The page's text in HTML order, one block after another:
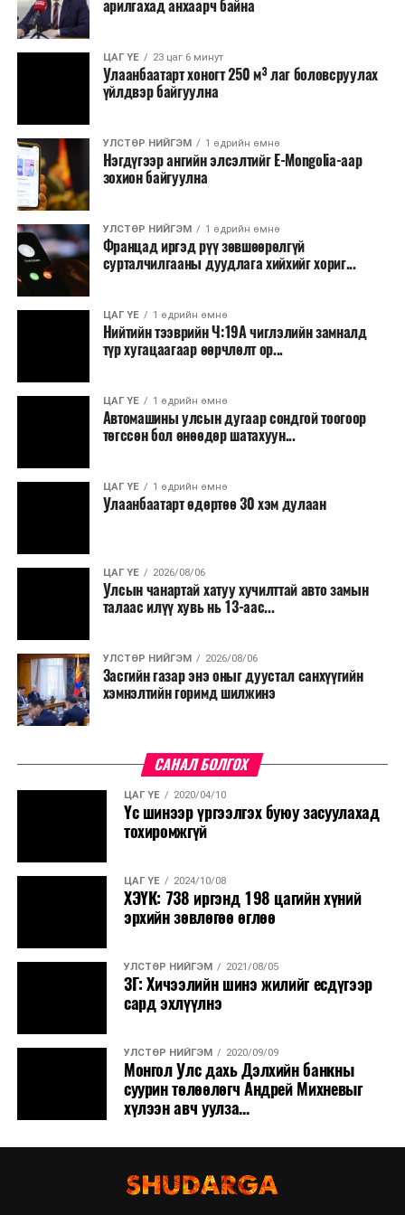
томилолт, гадаадын зочин хүлээн авах зардал;
Зайлшгүй шаардлагагүй тоног төхөөрөмж,
тавилга, автомашин худалдан авах;
Батлан хамгаалах, хууль зүйн салбараас бусад
Хуулиар заавал мэдээлэхээс бусад кино,
контент, хэвлэлийн зардал;
Заавал олгохоос бусад тэтгэмж, урамшуулал.
Санхүүгийн хэмнэлтийн горимыг 2026 оны
арванхоёрдугаар сарын 31 хүртэл мөрдөнө. Харин
эрүүл мэндийн салбар уг хэмнэлтийн горимд
хамрагдахгүй бөгөөд цэцэрлэг, сургуулийн хүүхдийн
эрт илрүүлэг, вакцинжуулалт, томуу, томуу төст
өвчний эсрэг арга хэмжээ зэрэг зайлшгүй
үргэлжилнэ гэж Ерөнхий сайд Н.Учрал онцоллоо.
Мөн бүх шатны төсвийн ерөнхийлөн захирагч нарт
салбар бүрдээ урсгал зардлыг 20 хувиар бууруулах,
нөхөн томилгоо хийхгүй байх, аялал, амралт, зугаалга,
хамт олны урлаг, спортын арга хэмжээг зохион
байгуулахгүй байх, төрийн албанд шинэ орон тоо бий
сургалтыг цахим хэлбэрт шилжүүлэх, төрийн албан
хаагчдыг зарим өдрүүдэд цахимаар ажиллуулах арга
хэмжээг үргэлжлүүлэхийг үүрэг болголоо.
Төсвийн сахилга бат сайжирч, эдийн засгийн нөхцөл
байдал хэвийн болсон тохиолдолд эдгээр
хязгаарлалтыг үе шаттайгаар сулруулах юм.
арилгахад анхаарч байна
ЦАГ ҮЕ 23 цаг 6 минут
Улаанбаатарт хоногт 250 м³ лаг боловсруулах
үйлдвэр байгуулна
УЛСТӨР НИЙГЭМ 1 өдрийн өмнө
Нэгдүгээр ангийн элсэлтийг E-Mongolia-аар
зохион байгуулна
УЛСТӨР НИЙГЭМ 1 өдрийн өмнө
Францад иргэд рүү зөвшөөрөлгүй
сурталчилгааны дуудлага хийхийг хориг...
ЦАГ ҮЕ 1 өдрийн өмнө
Нийтийн тээврийн Ч:19А чиглэлийн замналд
түр хугацаагаар өөрчлөлт ор...
ЦАГ ҮЕ 1 өдрийн өмнө
Автомашины улсын дугаар сондгой тоогоор
төгссөн бол өнөөдөр шатахуун...
ЦАГ ҮЕ 1 өдрийн өмнө
Улаанбаатарт өдөртөө 30 хэм дулаан
ЦАГ ҮЕ 2026/08/06
Улсын чанартай хатуу хучилттай авто замын
талаас илүү хувь нь 13-аас...
УЛСТӨР НИЙГЭМ 2026/08/06
Засгийн газар энэ оныг дуустал санхүүгийн
хэмнэлтийн горимд шилжинэ
САНАЛ БОЛГОХ
ЦАГ ҮЕ 2020/04/10
Үс шинээр үргээлгэх буюу засуулахад
тохиромжгүй
ЦАГ ҮЕ 2024/10/08
ХЭҮК: 738 иргэнд 198 цагийн хүний
эрхийн зөвлөгөө өглөө
УЛСТӨР НИЙГЭМ 2021/08/05
ЗГ: Хичээлийн шинэ жилийг есдүгээр
сард эхлүүлнэ
УЛСТӨР НИЙГЭМ 2020/09/09
Монгол Улс дахь Дэлхийн банкны
суурин төлөөлөгч Андрей Михневыг
хүлээн авч уулза...